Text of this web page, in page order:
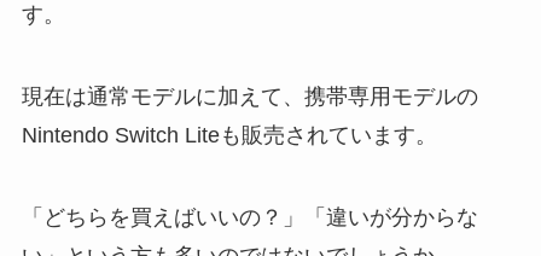
す。
現在は通常モデルに加えて、携帯専用モデルの
Nintendo Switch Liteも販売されています。
「どちらを買えばいいの？」「違いが分からな